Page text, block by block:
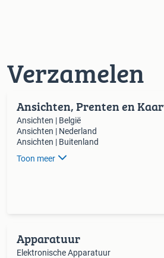
Verzamelen
Ansichten, Prenten en
Ansichten | België
Ansichten | Nederland
Ansichten | Buitenland
Toon meer
Apparatuur
Elektronische Apparatuur